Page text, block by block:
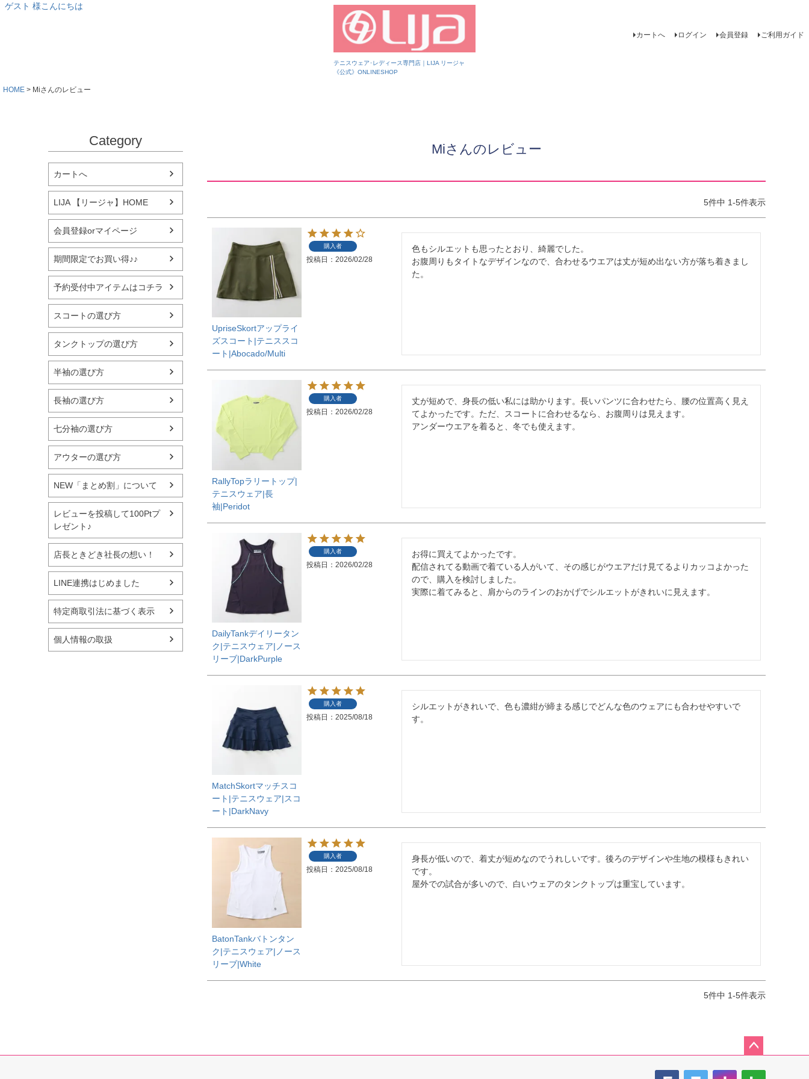
テニスウェア･レディース専門店｜LIJA リージャ
《公式》ONLINESHOP
ゲスト 様こんにちは
カートへ ログイン 会員登録 ご利用ガイド
HOME Miさんのレビュー
Category
カートへ
LIJA 【リージャ】HOME
会員登録orマイページ
期間限定でお買い得♪♪
予約受付中アイテムはコチラ
スコートの選び方
タンクトップの選び方
半袖の選び方
長袖の選び方
七分袖の選び方
アウターの選び方
NEW「まとめ割」について
レビューを投稿して100Ptプ
レゼント♪
店長ときどき社長の想い！
LINE連携はじめました
特定商取引法に基づく表示
個人情報の取扱
Miさんのレビュー
5件中 1-5件表示
UpriseSkortアップライ
ズスコート|テニススコ
ート|Abocado/Multi
購入者
投稿日 2026/02/28
色もシルエットも思ったとおり、綺麗でした。
お腹周りもタイトなデザインなので、合わせるウエアは丈が短め出ない方が落ち着きまし
た。
RallyTopラリートップ|
テニスウェア|長
袖|Peridot
購入者
投稿日 2026/02/28
丈が短めで、身長の低い私には助かります。長いパンツに合わせたら、腰の位置高く見え
てよかったです。ただ、スコートに合わせるなら、お腹周りは見えます。
アンダーウエアを着ると、冬でも使えます。
DailyTankデイリータン
ク|テニスウェア|ノース
リーブ|DarkPurple
購入者
投稿日 2026/02/28
お得に買えてよかったです。
配信されてる動画で着ている人がいて、その感じがウエアだけ見てるよりカッコよかった
ので、購入を検討しました。
実際に着てみると、肩からのラインのおかげでシルエットがきれいに見えます。
MatchSkortマッチスコ
ート|テニスウェア|スコ
ート|DarkNavy
購入者
投稿日 2025/08/18
シルエットがきれいで、色も濃紺が締まる感じでどんな色のウェアにも合わせやすいで
す。
BatonTankバトンタン
ク|テニスウェア|ノース
リーブ|White
購入者
投稿日 2025/08/18
身長が低いので、着丈が短めなのでうれしいです。後ろのデザインや生地の模様もきれい
です。
屋外での試合が多いので、白いウェアのタンクトップは重宝しています。
5件中 1-5件表示
ジト